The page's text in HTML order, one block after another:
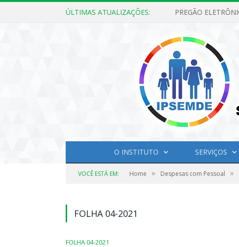
ÚLTIMAS ATUALIZAÇÕES:
O INSTITUTO SERVIÇOS
VOCÊ ESTÁ EM: Home » Despesas com Pessoal »
FOLHA 04-2021
FOLHA 04-2021